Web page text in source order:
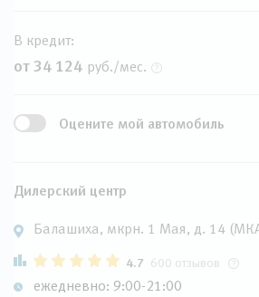
В кредит:
от 34 124 руб./мес.
Оцените мой автомобиль
Дилерский центр
Балашиха, мкрн. 1 Мая, д. 14
4.7 600 отзывов
ежедневно: 9:00-21:00